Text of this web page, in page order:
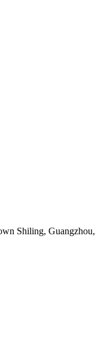
Shiling, Guangzhou,